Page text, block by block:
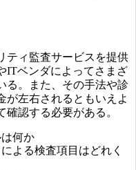
ィ監査サービスを提供
ITベンダによってさまざ
る。また、その手法や診
が左右されるともいえよ
認する必要がある。
何か
よる検査項目はどれく